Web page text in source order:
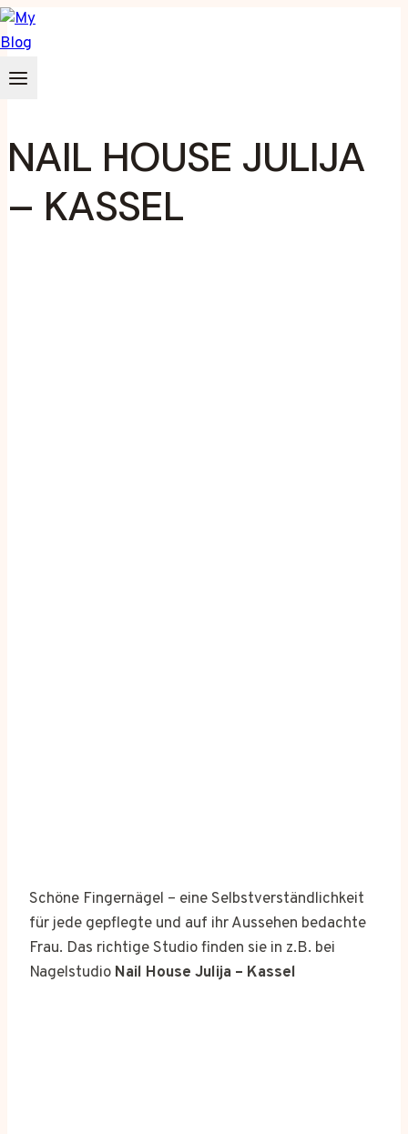
Zum
Inhalt
springen
NAIL HOUSE JULIJA
– KASSEL
Schöne Fingernägel – eine Selbstverständlichkeit
für jede gepflegte und auf ihr Aussehen bedachte
Frau. Das richtige Studio finden sie in z.B. bei
Nagelstudio Nail House Julija – Kassel